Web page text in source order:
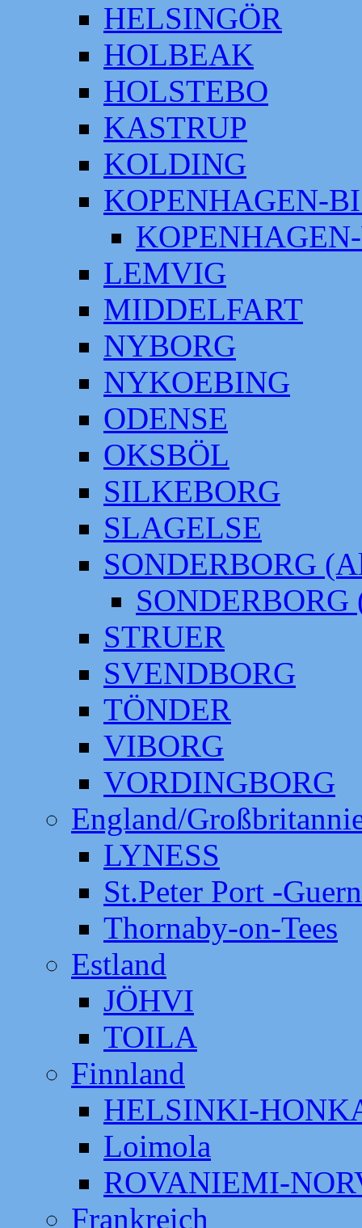
HELSINGÖR
HOLBEAK
HOLSTEBO
KASTRUP
KOLDING
KOPENHAGEN-
LEMVIG
MIDDELFART
NYBORG
NYKOEBING
ODENSE
OKSBÖL
SILKEBORG
SLAGELSE
SONDERBORG
SONDERBORG
STRUER
SVENDBORG
TÖNDER
VIBORG
VORDINGBORG
England/
LYNESS
St.Peter Port -
Thornaby-on-Tees
Estland
JÖHVI
TOILA
Finnland
HELSINKI-
Loimola
ROVANIEMI-
Frankreich